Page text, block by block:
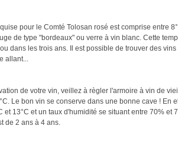
pour le Comté Tolosan rosé est comprise entre
de type "bordeaux" ou verre à vin blanc. Cette
dans les trois ans. Il est possible de trouver des
allant...
de votre vin, veillez à règler l'armoire à vin de
Le bon vin se conserve dans une bonne cave ! En
et 13°C et un taux d'humidité se situant entre 70% et
de 2 ans à 4 ans.